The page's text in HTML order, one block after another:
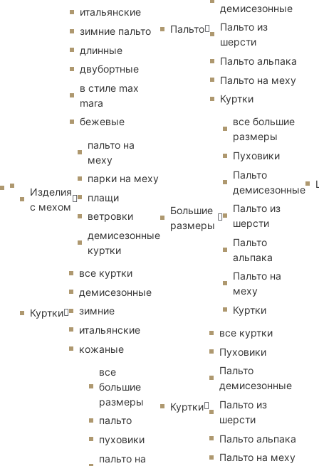
итальянские
зимние пальто
длинные
двубортные
в стиле max
mara
бежевые
Изделия
с мехом
пальто на
меху
парки на меху
плащи
ветровки
демисезонные
куртки
Куртки
все куртки
демисезонные
зимние
итальянские
кожаные
все
большие
размеры
пальто
пуховики
пальто на
Пальто
демисезонные
Пальто из
шерсти
Пальто альпака
Пальто на меху
Куртки
Большие
размеры
все большие
размеры
Пуховики
Пальто
демисезонные
Пальто из
шерсти
Пальто
альпака
Пальто на
меху
Куртки
Куртки
все куртки
Пуховики
Пальто
демисезонные
Пальто из
шерсти
Пальто альпака
Пальто на меху